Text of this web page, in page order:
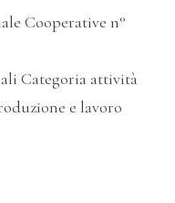
Cooperative n°
Categoria attività
e lavoro